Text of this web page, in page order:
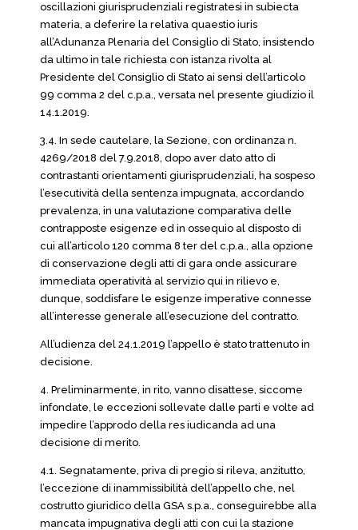
oscillazioni giurisprudenziali registratesi in subiecta
materia, a deferire la relativa quaestio iuris
all’Adunanza Plenaria del Consiglio di Stato, insistendo
da ultimo in tale richiesta con istanza rivolta al
Presidente del Consiglio di Stato ai sensi dell’articolo
99 comma 2 del c.p.a., versata nel presente giudizio il
14.1.2019.
3.4. In sede cautelare, la Sezione, con ordinanza n.
4269/2018 del 7.9.2018, dopo aver dato atto di
contrastanti orientamenti giurisprudenziali, ha sospeso
l’esecutività della sentenza impugnata, accordando
prevalenza, in una valutazione comparativa delle
contrapposte esigenze ed in ossequio al disposto di
cui all’articolo 120 comma 8 ter del c.p.a., alla opzione
di conservazione degli atti di gara onde assicurare
immediata operatività al servizio qui in rilievo e,
dunque, soddisfare le esigenze imperative connesse
all’interesse generale all’esecuzione del contratto.
All’udienza del 24.1.2019 l’appello è stato trattenuto in
decisione.
4. Preliminarmente, in rito, vanno disattese, siccome
infondate, le eccezioni sollevate dalle parti e volte ad
impedire l’approdo della res iudicanda ad una
decisione di merito.
4.1. Segnatamente, priva di pregio si rileva, anzitutto,
l’eccezione di inammissibilità dell’appello che, nel
costrutto giuridico della GSA s.p.a., conseguirebbe alla
mancata impugnativa degli atti con cui la stazione